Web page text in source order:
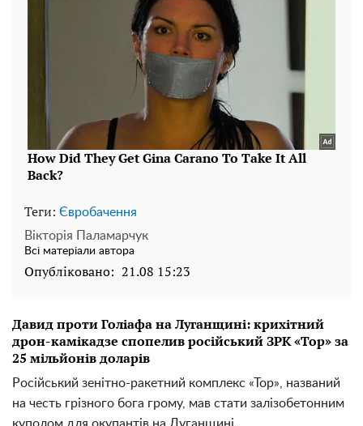
Теги: Євробачення
Вікторія Паламарчук
Всі матеріали автора
Опубліковано: 21.08 15:23
Давид проти Голіафа на Луганщині: крихітний
дрон-камікадзе спопелив російський ЗРК «Тор» за
25 мільйонів доларів
Російський зенітно-ракетний комплекс «Тор», названий
на честь грізного бога грому, мав стати залізобетонним